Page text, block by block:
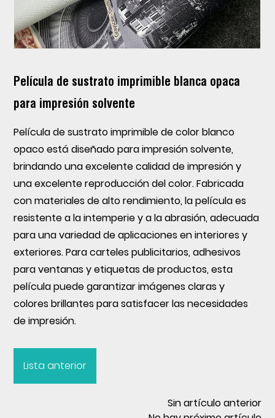
Película de sustrato imprimible blanca opaca
para impresión solvente
Película de sustrato imprimible de color blanco
opacoestá diseñado para impresión solvente,
brindando una excelente calidad de impresión y
una excelente reproducción del color. Fabricada
con materiales de alto rendimiento, la película es
resistente a la intemperie y a la abrasión, adecuada
para una variedad de aplicaciones en interiores y
exteriores. Para carteles publicitarios, adhesivos
para ventanas y etiquetas de productos, esta
película puede garantizar imágenes claras y
colores brillantes para satisfacer las necesidades
de impresión.
Lista anterior
Sin artículo anterior